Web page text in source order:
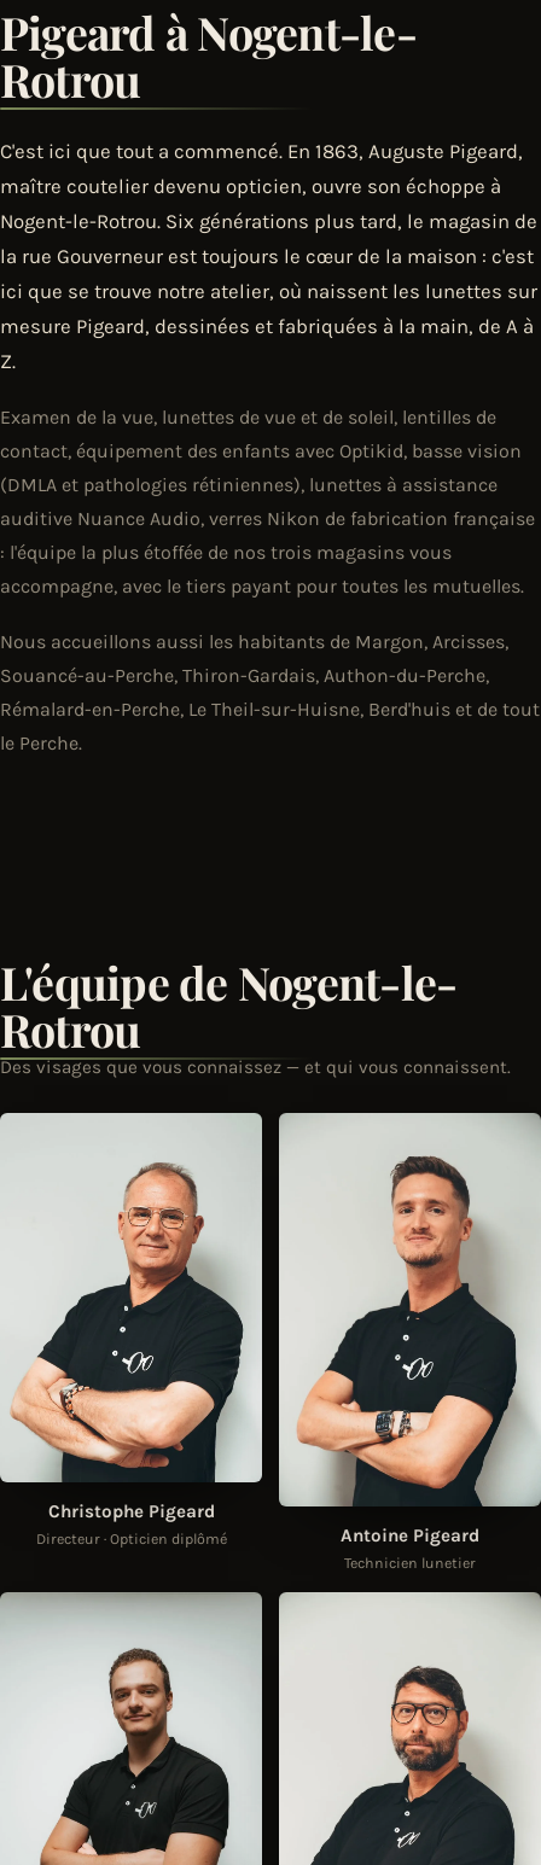
Pigeard à Nogent-le-
Rotrou
C'est ici que tout a commencé. En 1863, Auguste Pigeard,
maître coutelier devenu opticien, ouvre son échoppe à
Nogent-le-Rotrou. Six générations plus tard, le magasin de
la rue Gouverneur est toujours le cœur de la maison : c'est
ici que se trouve notre atelier, où naissent les lunettes sur
mesure Pigeard, dessinées et fabriquées à la main, de A à
Z.
Examen de la vue, lunettes de vue et de soleil, lentilles de
contact, équipement des enfants avec Optikid, basse vision
(DMLA et pathologies rétiniennes), lunettes à assistance
auditive Nuance Audio, verres Nikon de fabrication française
: l'équipe la plus étoffée de nos trois magasins vous
accompagne, avec le tiers payant pour toutes les mutuelles.
Nous accueillons aussi les habitants de Margon, Arcisses,
Souancé-au-Perche, Thiron-Gardais, Authon-du-Perche,
Rémalard-en-Perche, Le Theil-sur-Huisne, Berd'huis et de tout
le Perche.
L'équipe de Nogent-le-
Rotrou
Des visages que vous connaissez — et qui vous connaissent.
Christophe Pigeard
Directeur · Opticien diplômé Antoine Pigeard
Technicien lunetier